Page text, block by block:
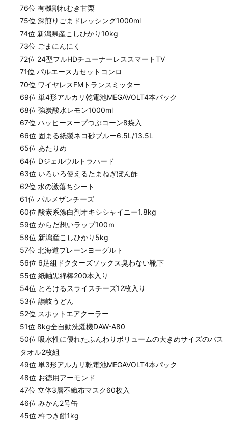
76位 有機割れむき甘栗
75位 深煎りごまドレッシング1000ml
74位 新潟県産こしひかり10kg
73位 ごまにんにく
72位 24型フルHDチューナーレススマートTV
71位 パルエースカセットコンロ
70位 ワイヤレスFMトランスミッター
69位 単4形アルカリ乾電池MEGAVOLT4本パック
68位 強炭酸水レモン1000ml
67位 ハッピースープつぶコーン8袋入
66位 固まる紙製ネコ砂ブルー6.5L/13.5L
65位 あたりめ
64位 Dジェルウルトラハード
63位 いろいろ使えるたまねぎぽん酢
62位 水の激落ちシート
61位 パルメザンチーズ
60位 酸素系漂白剤オキシシャイニー1.8kg
59位 からだ想いラップ100ｍ
58位 新潟産こしひかり5kg
57位 北海道プレーンヨーグルト
56位 6足組ドクターズソックス臭わない靴下
55位 紙軸黒綿棒200本入り
54位 とろけるスライスチーズ12枚入り
53位 讃岐うどん
52位 スポットエアクーラー
51位 8kg全自動洗濯機DAW-A80
50位 吸水性に優れたふんわりボリュームの大きめサイズのバス
タオル2枚組
49位 単3形アルカリ乾電池MEGAVOLT4本パック
48位 お徳用アーモンド
47位 立体3層不織布マスク60枚入
46位 みかん2号缶
45位 杵つき餅1kg